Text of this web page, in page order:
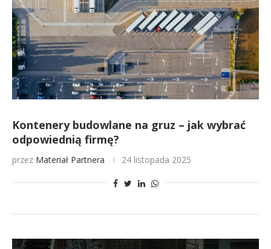
Kontenery budowlane na gruz – jak wybrać
odpowiednią firmę?
przez Materiał Partnera 24 listopada 2025